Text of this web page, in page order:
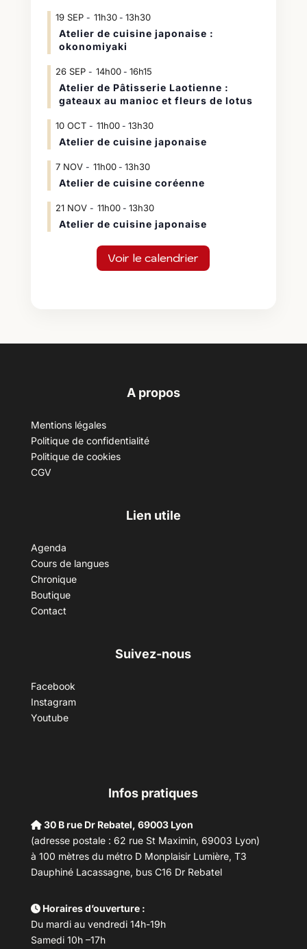
19 SEP 11h30- 13h30
Atelier de cuisine japonaise :
okonomiyaki
26 SEP 14h00- 16h15
Atelier de Pâtisserie Laotienne :
gateaux au manioc et fleurs de lotus
10 OCT 11h00- 13h30
Atelier de cuisine japonaise
7 NOV 11h00- 13h30
Atelier de cuisine coréenne
21 NOV 11h00- 13h30
Atelier de cuisine japonaise
Voir le calendrier
A propos
Mentions légales
Politique de confidentialité
Politique de cookies
CGV
Lien utile
Agenda
Cours de langues
Chronique
Boutique
Contact
Suivez-nous
Facebook
Instagram
Youtube
Infos pratiques
30 B rue Dr Rebatel, 69003 Lyon
(adresse postale : 62 rue St Maximin, 69003 Lyon)
à 100 mètres du métro D Monplaisir Lumière, T3
Dauphiné Lacassagne, bus C16 Dr Rebatel
Horaires d’ouverture :
Du mardi au vendredi 14h-19h
Samedi 10h –17h